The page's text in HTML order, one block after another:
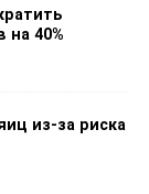
на 40%
из-за риска